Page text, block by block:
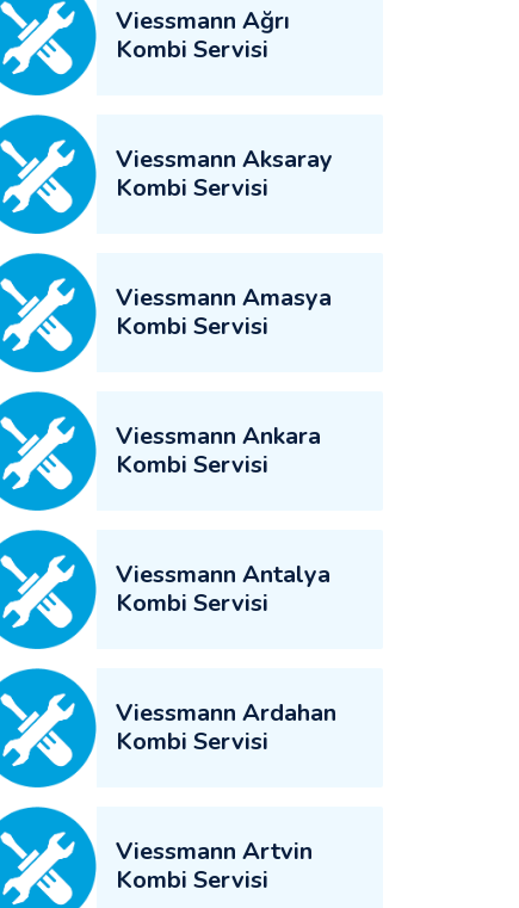
Viessmann Ağrı
Kombi Servisi
Viessmann Aksaray
Kombi Servisi
Viessmann Amasya
Kombi Servisi
Viessmann Ankara
Kombi Servisi
Viessmann Antalya
Kombi Servisi
Viessmann Ardahan
Kombi Servisi
Viessmann Artvin
Kombi Servisi